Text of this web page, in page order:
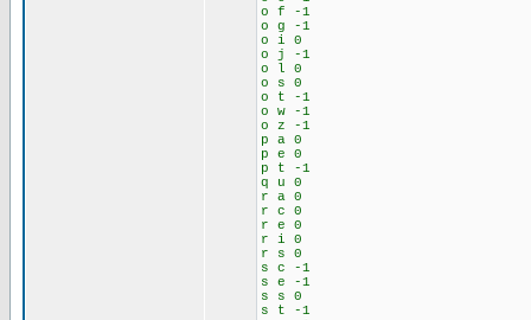
o f -1
o g -1
o i 0
o j -1
o l 0
o s 0
o t -1
o w -1
o z -1
p a 0
p e 0
p t -1
q u 0
r a 0
r c 0
r e 0
r i 0
r s 0
s c -1
s e -1
s s 0
s t -1